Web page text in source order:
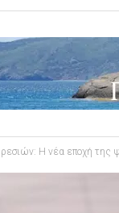
Η νέα εποχή